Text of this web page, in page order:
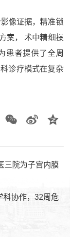
像证据，精准锁
案， 术中精细操
患者提供了全周
诊疗模式在复杂
三院为子宫内膜
科协作，32周危